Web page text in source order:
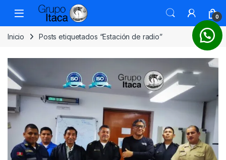
0
Inicio Posts etiquetados “Estación de radio”